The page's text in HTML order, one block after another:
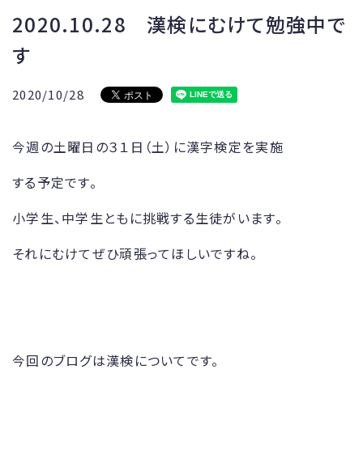
2020.10.28 漢検にむけて勉強中で
す
2020/10/28
今週の土曜日の３１日（土）に漢字検定を実施
する予定です。
小学生、中学生ともに挑戦する生徒がいます。
それにむけてぜひ頑張ってほしいですね。
今回のブログは漢検についてです。